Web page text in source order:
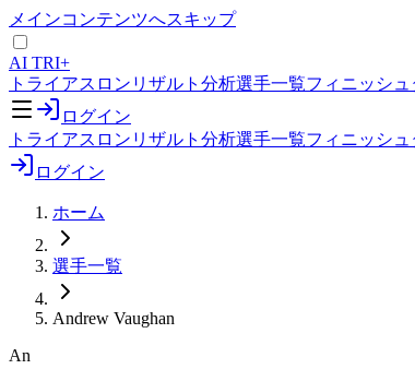
メインコンテンツへスキップ
AI TRI+
トライアスロンリザルト分析選手一覧フィニッシ
ログイン
トライアスロンリザルト分析選手一覧フィニッシ
ログイン
ホーム
選手一覧
Andrew Vaughan
An